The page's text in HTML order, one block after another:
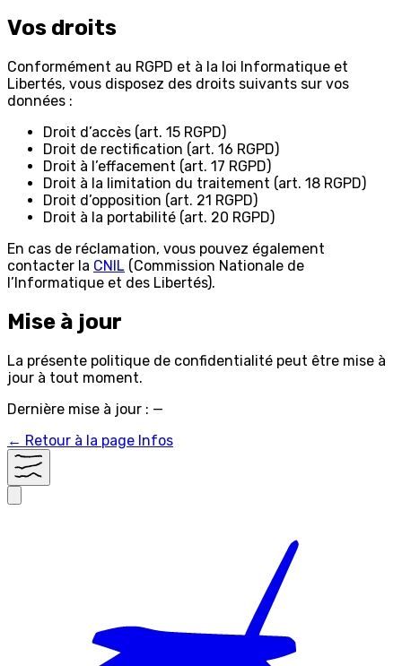
Vos droits
Conformément au RGPD et à la loi Informatique et
Libertés, vous disposez des droits suivants sur vos
données :
Droit d’accès (art. 15 RGPD)
Droit de rectification (art. 16 RGPD)
Droit à l’effacement (art. 17 RGPD)
Droit à la limitation du traitement (art. 18 RGPD)
Droit d’opposition (art. 21 RGPD)
Droit à la portabilité (art. 20 RGPD)
En cas de réclamation, vous pouvez également
contacter la CNIL (Commission Nationale de
l’Informatique et des Libertés).
Mise à jour
La présente politique de confidentialité peut être mise à
jour à tout moment.
Dernière mise à jour : —
← Retour à la page Infos